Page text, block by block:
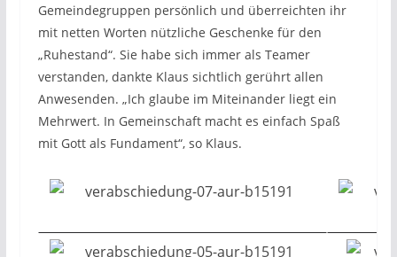
Gemeindegruppen persönlich und überreichten ihr
mit netten Worten nützliche Geschenke für den
„Ruhestand“. Sie habe sich immer als Teamer
verstanden, dankte Klaus sichtlich gerührt allen
Anwesenden. „Ich glaube im Miteinander liegt ein
Mehrwert. In Gemeinschaft macht es einfach Spaß
mit Gott als Fundament“, so Klaus.